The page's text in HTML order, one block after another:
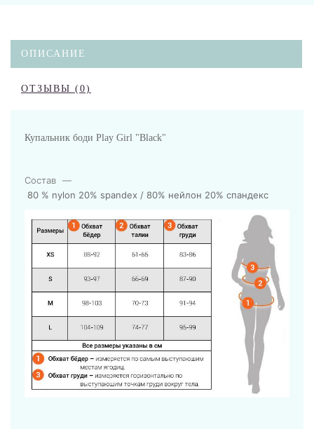
ОПИСАНИЕ
ОТЗЫВЫ (0)
Купальник боди Play Girl "Black"
Состав —
80 % nylon 20% spandex / 80% нейлон 20% спандекс